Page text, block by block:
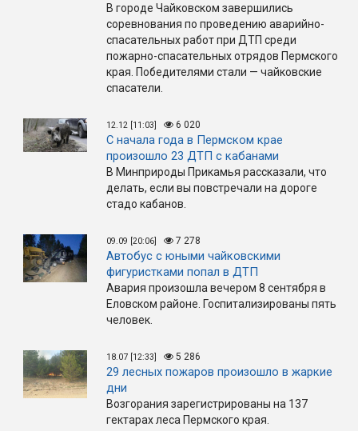
В городе Чайковском завершились
соревнования по проведению аварийно-
спасательных работ при ДТП среди
пожарно-спасательных отрядов Пермского
края. Победителями стали — чайковские
спасатели.
12.12 [11:03] 6 020
С начала года в Пермском крае
произошло 23 ДТП с кабанами
В Минприроды Прикамья рассказали, что
делать, если вы повстречали на дороге
стадо кабанов.
09.09 [20:06] 7 278
Автобус с юными чайковскими
фигуристками попал в ДТП
Авария произошла вечером 8 сентября в
Еловском районе. Госпитализированы пять
человек.
18.07 [12:33] 5 286
29 лесных пожаров произошло в жаркие
дни
Возгорания зарегистрированы на 137
гектарах леса Пермского края.